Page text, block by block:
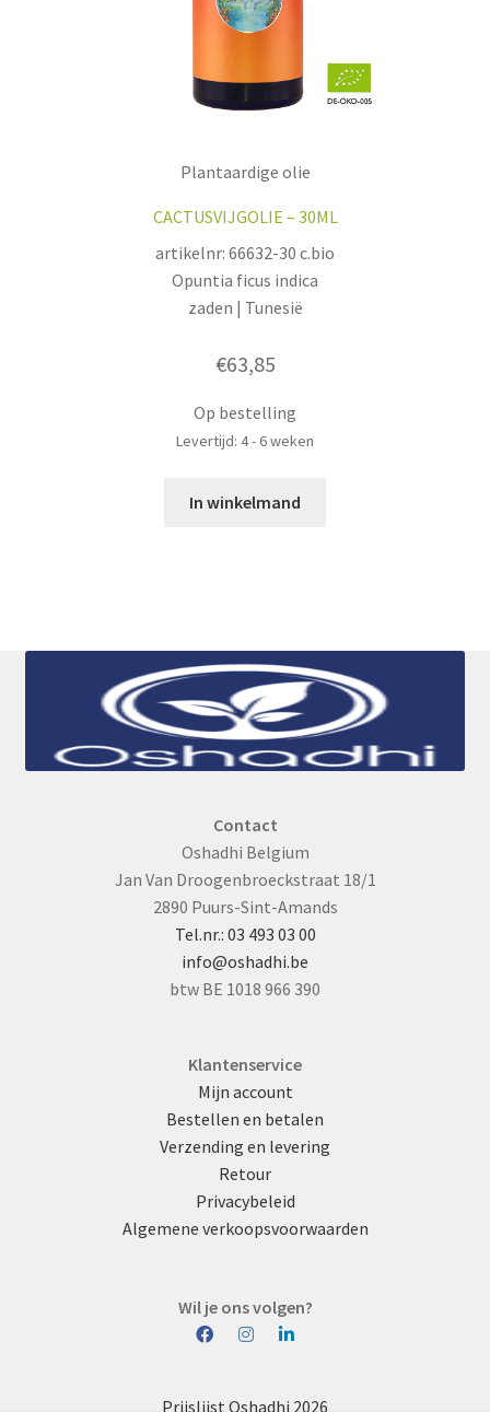
Plantaardige olie
CACTUSVIJGOLIE – 30ML
artikelnr: 66632-30 c.bio
Opuntia ficus indica
zaden | Tunesië
€63,85
Op bestelling
Levertijd: 4 - 6 weken
In winkelmand
Contact
Oshadhi Belgium
Jan Van Droogenbroeckstraat 18/1
2890 Puurs-Sint-Amands
Tel.nr.: 03 493 03 00
info@oshadhi.be
btw BE 1018 966 390
Klantenservice
Mijn account
Bestellen en betalen
Verzending en levering
Retour
Privacybeleid
Algemene verkoopsvoorwaarden
Wil je ons volgen?
Prijslijst Oshadhi 2026